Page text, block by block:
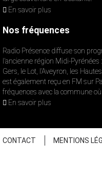
En savoir plus
Nos fréquences
Radio Présence diffuse son
l’ancienne région Midi-
Gers, le Lot, l’Aveyron, les
est également reçu en FM sur
fréquences avec la commune
En savoir plus
CONTACT MENTIONS